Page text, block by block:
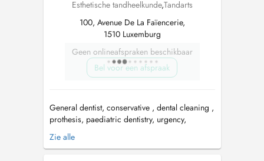
Esthetische tandheelkunde,Tandarts
100, Avenue De La Faïencerie,
1510 Luxemburg
Geen onlineafspraken beschikbaar
Bel voor een afspraak
General dentist, conservative , dental cleaning ,
prothesis, paediatric dentistry, urgency,
aesthetic. Tuesday & Thursday: Centre Medico
Dentaire Kirchberg, Av. JF Kennedy 33b
Zie alle